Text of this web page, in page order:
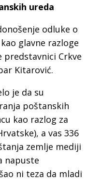
ureda
odluke o
glavne razloge
predstavnici Crkve
Kitarović.
je da su
poštanskih
kao razlog za
a vas 336
zemlje mediji
napuste
ni teza da mladi